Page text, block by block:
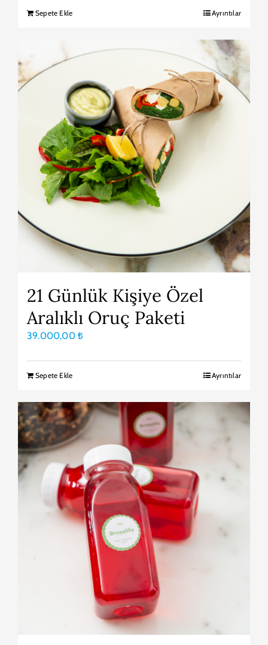
Sepete Ekle Ayrıntılar
21 Günlük Kişiye Özel
Aralıklı Oruç Paketi
39.000,00 ₺
Sepete Ekle Ayrıntılar